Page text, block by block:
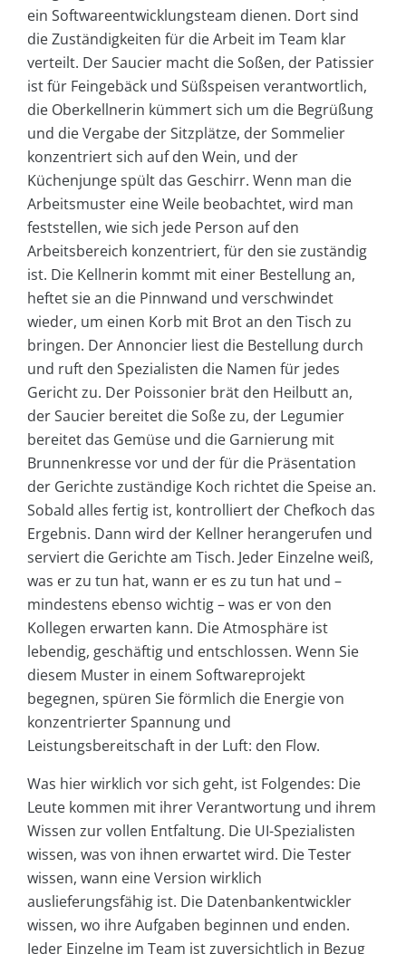
ein Softwareentwicklungsteam dienen. Dort sind
die Zuständigkeiten für die Arbeit im Team klar
verteilt. Der Saucier macht die Soßen, der Patissier
ist für Feingebäck und Süßspeisen verantwortlich,
die Oberkellnerin kümmert sich um die Begrüßung
und die Vergabe der Sitzplätze, der Sommelier
konzentriert sich auf den Wein, und der
Küchenjunge spült das Geschirr. Wenn man die
Arbeitsmuster eine Weile beobachtet, wird man
feststellen, wie sich jede Person auf den
Arbeitsbereich konzentriert, für den sie zuständig
ist. Die Kellnerin kommt mit einer Bestellung an,
heftet sie an die Pinnwand und verschwindet
wieder, um einen Korb mit Brot an den Tisch zu
bringen. Der Annoncier liest die Bestellung durch
und ruft den Spezialisten die Namen für jedes
Gericht zu. Der Poissonier brät den Heilbutt an,
der Saucier bereitet die Soße zu, der Legumier
bereitet das Gemüse und die Garnierung mit
Brunnenkresse vor und der für die Präsentation
der Gerichte zuständige Koch richtet die Speise an.
Sobald alles fertig ist, kontrolliert der Chefkoch das
Ergebnis. Dann wird der Kellner herangerufen und
serviert die Gerichte am Tisch. Jeder Einzelne weiß,
was er zu tun hat, wann er es zu tun hat und –
mindestens ebenso wichtig – was er von den
Kollegen erwarten kann. Die Atmosphäre ist
lebendig, geschäftig und entschlossen. Wenn Sie
diesem Muster in einem Softwareprojekt
begegnen, spüren Sie förmlich die Energie von
konzentrierter Spannung und
Leistungsbereitschaft in der Luft: den Flow.
Was hier wirklich vor sich geht, ist Folgendes: Die
Leute kommen mit ihrer Verantwortung und ihrem
Wissen zur vollen Entfaltung. Die UI-Spezialisten
wissen, was von ihnen erwartet wird. Die Tester
wissen, wann eine Version wirklich
auslieferungsfähig ist. Die Datenbankentwickler
wissen, wo ihre Aufgaben beginnen und enden.
Jeder Einzelne im Team ist zuversichtlich in Bezug